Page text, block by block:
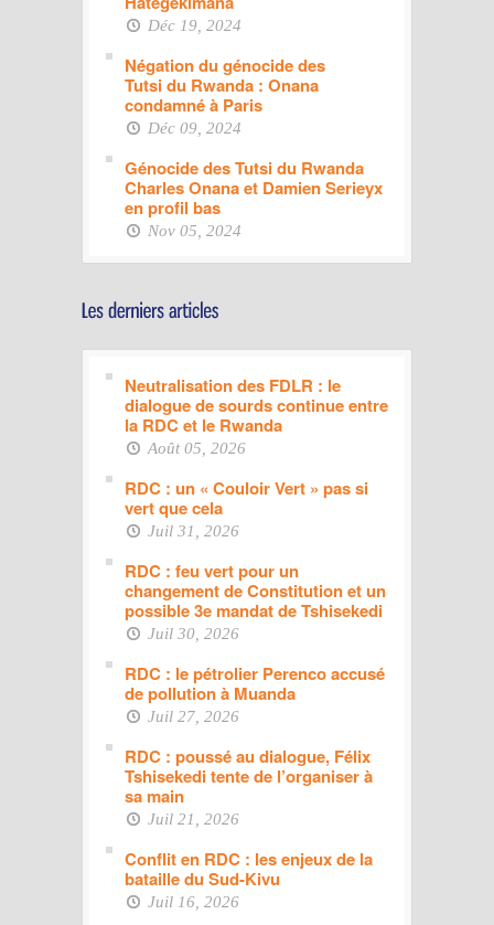
Déc 19, 2024
Négation du génocide des
Tutsi du Rwanda : Onana
condamné à Paris
Déc 09, 2024
Génocide des Tutsi du Rwanda
Charles Onana et Damien Serieyx
en profil bas
Nov 05, 2024
Neutralisation des FDLR : le
dialogue de sourds continue entre
la RDC et le Rwanda
Août 05, 2026
RDC : un « Couloir Vert » pas si
vert que cela
Juil 31, 2026
RDC : feu vert pour un
changement de Constitution et un
possible 3e mandat de Tshisekedi
Juil 30, 2026
RDC : le pétrolier Perenco accusé
de pollution à Muanda
Juil 27, 2026
RDC : poussé au dialogue, Félix
Tshisekedi tente de l’organiser à
sa main
Juil 21, 2026
Conflit en RDC : les enjeux de la
bataille du Sud-Kivu
Juil 16, 2026